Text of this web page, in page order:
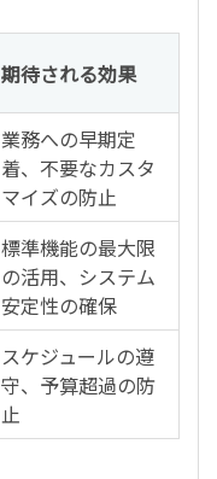
期待される効果
業務への早期定
着、不要なカスタ
マイズの防止
標準機能の最大限
の活用、システム
安定性の確保
スケジュールの遵
守、予算超過の防
止